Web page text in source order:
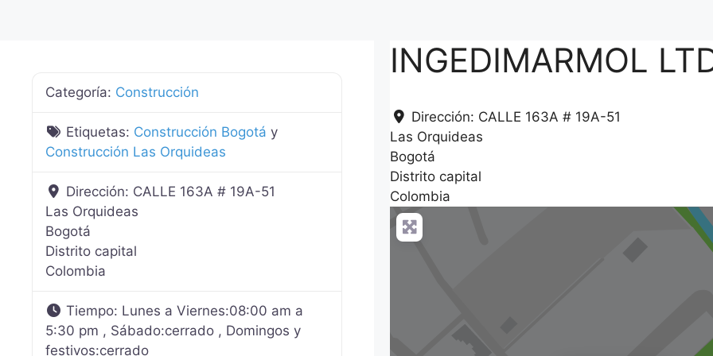
INGEDIMARMOL
Dirección: CALLE 163A # 19A-51
Las Orquideas
Bogotá
Distrito capital
Colombia
Categoría: Construcción
Etiquetas: Construcción Bogotá y
Construcción Las Orquideas
Dirección: CALLE 163A # 19A-51
Las Orquideas
Bogotá
Distrito capital
Colombia
Tiempo: Lunes a Viernes:08:00 am a
5:30 pm , Sábado:cerrado , Domingos y
festivos:cerrado